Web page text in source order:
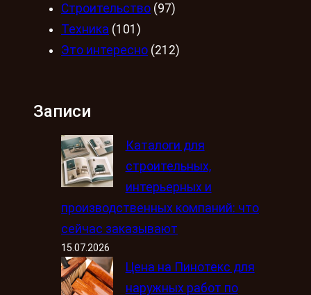
Строительство (97)
Техника (101)
Это интересно (212)
Записи
Каталоги для
строительных,
интерьерных и
производственных компаний: что
сейчас заказывают
15.07.2026
Цена на Пинотекс для
наружных работ по